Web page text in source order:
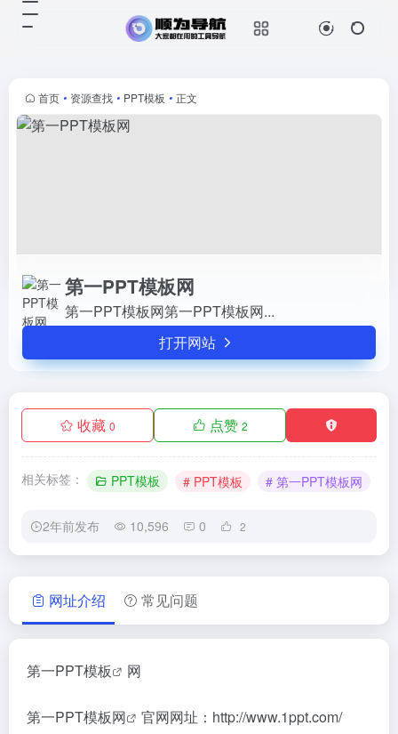
首页 • 资源查找 • PPT模板 • 正文
第一PPT模板网
第一PPT模板网第一PPT模板网...
打开网站
收藏 0 点赞 2
相关标签： PPT模板 # PPT模板 # 第一PPT模板网
2年前发布 10,596 0 2
网址介绍 常见问题
第一PPT模板 网
第一PPT模板网 官网网址：http://www.1ppt.com/